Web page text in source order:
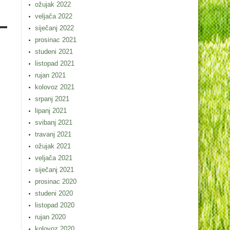
ožujak 2022
veljača 2022
siječanj 2022
prosinac 2021
studeni 2021
listopad 2021
rujan 2021
kolovoz 2021
srpanj 2021
lipanj 2021
svibanj 2021
travanj 2021
ožujak 2021
veljača 2021
siječanj 2021
prosinac 2020
studeni 2020
listopad 2020
rujan 2020